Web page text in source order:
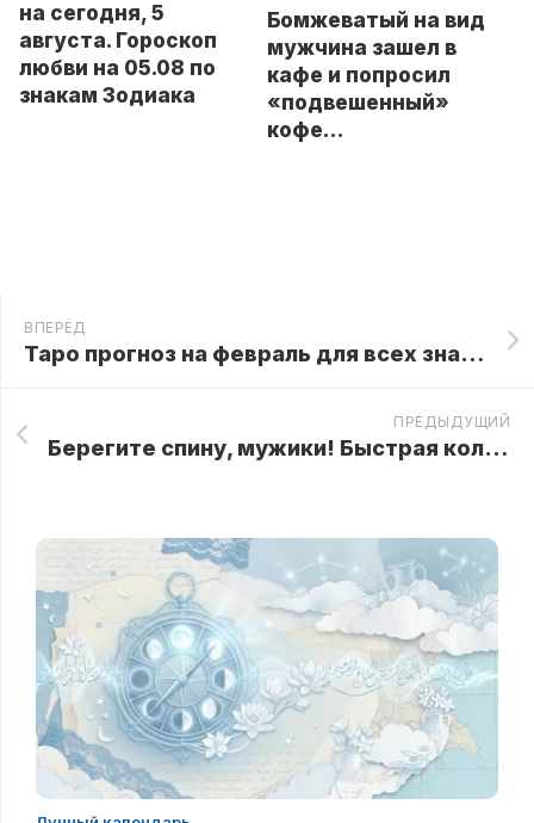
на сегодня, 5
августа. Гороскоп
любви на 05.08 по
знакам Зодиака
Бомжеватый на вид
мужчина зашел в
кафе и попросил
«подвешенный»
кофе…
ВПЕРЁД
Таро прогноз на февраль для всех знаков Зодиака от Анжелы Перл
ПРЕДЫДУЩИЙ
Берегите спину, мужики! Быстрая колка дров с помощью покрышек